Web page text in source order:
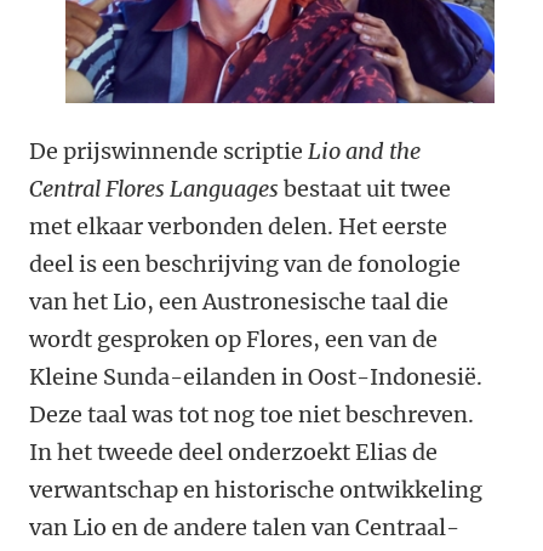
De prijswinnende scriptie Lio and the
Central Flores Languages bestaat uit twee
met elkaar verbonden delen. Het eerste
deel is een beschrijving van de fonologie
van het Lio, een Austronesische taal die
wordt gesproken op Flores, een van de
Kleine Sunda-eilanden in Oost-Indonesië.
Deze taal was tot nog toe niet beschreven.
In het tweede deel onderzoekt Elias de
verwantschap en historische ontwikkeling
van Lio en de andere talen van Centraal-